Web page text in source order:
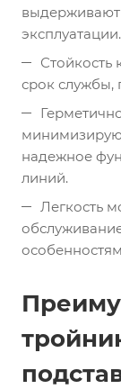
выдерживают
эксплуатации.
Стойкость
срок службы,
надежное
линий.
Легкость